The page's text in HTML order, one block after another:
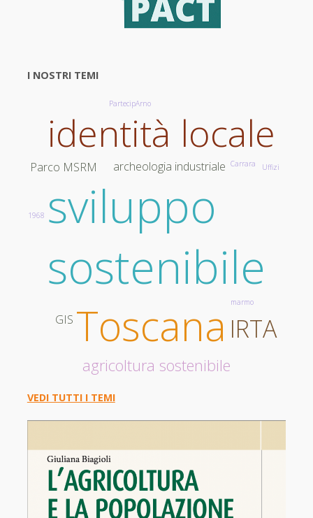
del
dei
Bacini
Estrattivi"
I NOSTRI TEMI
sviluppo
sostenibile
Toscana
identità locale
IRTA
agricoltura sostenibile
archeologia industriale
Parco MSRM
GIS
Carrara
marmo
1968
PartecipArno
Uffizi
VEDI TUTTI I TEMI